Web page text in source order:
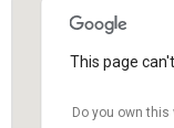
This page
Do you own this